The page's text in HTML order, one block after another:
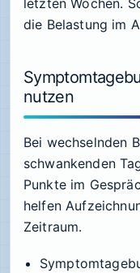
die Belastung im
nutzen
Bei wechselnden
schwankenden
Punkte im
helfen
Zeitraum.